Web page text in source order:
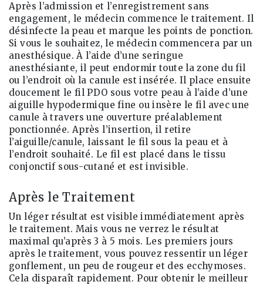
Après l’admission et l’enregistrement sans
engagement, le médecin commence le traitement. Il
désinfecte la peau et marque les points de ponction.
Si vous le souhaitez, le médecin commencera par un
anesthésique. À l’aide d’une seringue
anesthésiante, il peut endormir toute la zone du fil
ou l’endroit où la canule est insérée. Il place ensuite
doucement le fil PDO sous votre peau à l’aide d’une
aiguille hypodermique fine ou insère le fil avec une
canule à travers une ouverture préalablement
ponctionnée. Après l’insertion, il retire
l’aiguille/canule, laissant le fil sous la peau et à
l’endroit souhaité. Le fil est placé dans le tissu
conjonctif sous-cutané et est invisible.
Après le Traitement
Un léger résultat est visible immédiatement après
le traitement. Mais vous ne verrez le résultat
maximal qu’après 3 à 5 mois. Les premiers jours
après le traitement, vous pouvez ressentir un léger
gonflement, un peu de rougeur et des ecchymoses.
Cela disparaît rapidement. Pour obtenir le meilleur